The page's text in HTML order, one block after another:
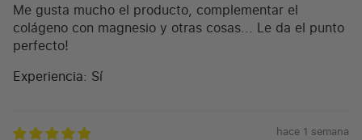
Me gusta mucho el producto, complementar el
colágeno con magnesio y otras cosas... Le da el punto
perfecto!
Experiencia: Sí
hace 1 semana